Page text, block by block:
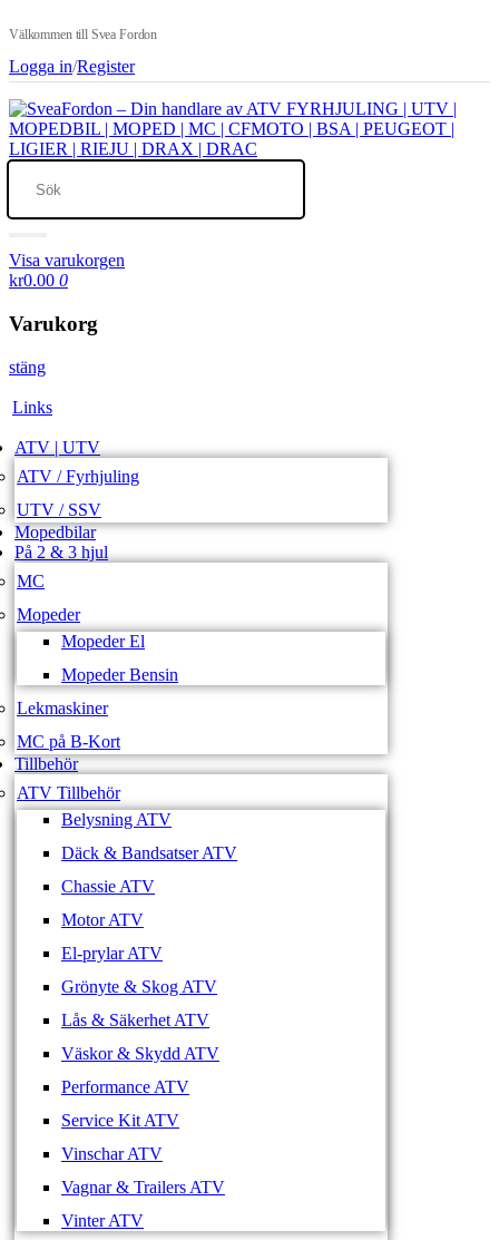
Välkommen till Svea Fordon
Logga in/Register
Visa varukorgen
kr0.00 0
Varukorg
stäng
Links
ATV | UTV
ATV / Fyrhjuling
UTV / SSV
Mopedbilar
På 2 & 3 hjul
MC
Mopeder
Mopeder El
Mopeder Bensin
Lekmaskiner
MC på B-Kort
Tillbehör
ATV Tillbehör
Belysning ATV
Däck & Bandsatser ATV
Chassie ATV
Motor ATV
El-prylar ATV
Grönyte & Skog ATV
Lås & Säkerhet ATV
Väskor & Skydd ATV
Performance ATV
Service Kit ATV
Vinschar ATV
Vagnar & Trailers ATV
Vinter ATV